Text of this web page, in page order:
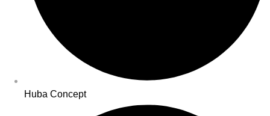
Huba Concept